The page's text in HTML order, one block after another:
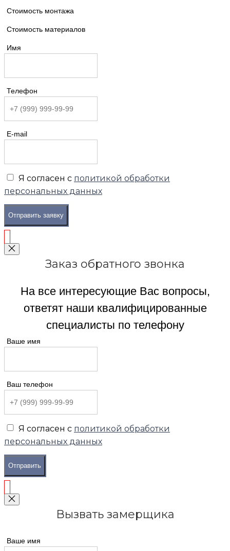
Стоимость монтажа
Стоимость материалов
Имя
Телефон
E-mail
Я согласен с политикой обработки
персональных данных
Отправить заявку
Заказ обратного звонка
На все интересующие Вас вопросы,
ответят наши квалифицированные
специалисты по телефону
Ваше имя
Ваш телефон
Я согласен с политикой обработки
персональных данных
Отправить
Вызвать замерщика
Ваше имя